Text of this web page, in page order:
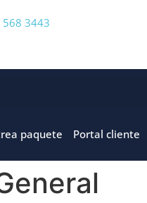
3443
Portal cliente
paquete